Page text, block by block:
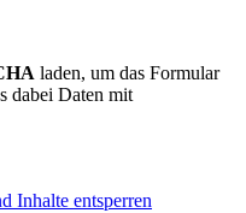
laden, um das Formular
dabei Daten mit
Inhalte entsperren